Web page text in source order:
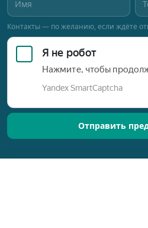
Контакты — по желанию, если ждёте
Отправить